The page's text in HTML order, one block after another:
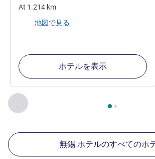
前に戻る - 周辺の他の施設
2ページ中 , 周辺の他の施設 1
At 1.214 km
地図で見る
ホテルを表示
無錫 ホテルのすべてのホ